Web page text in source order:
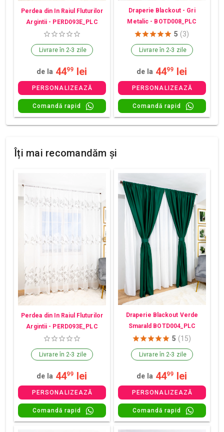
Perdea din In Raiul Fluturilor
Argintii - PERD093E_PLC
Livrare în 2-3 zile
de la 4499 lei
PERSONALIZEAZĂ
Comandă rapid
Draperie Blackout - Gri
Metalic - BOTD008_PLC
5 (3)
Livrare în 2-3 zile
de la 4499 lei
PERSONALIZEAZĂ
Comandă rapid
Îți mai recomandăm și
Perdea din In Raiul Fluturilor
Argintii - PERD093E_PLC
Livrare în 2-3 zile
de la 4499 lei
PERSONALIZEAZĂ
Comandă rapid
Draperie Blackout Verde
Smarald BOTD004_PLC
5 (15)
Livrare în 2-3 zile
de la 4499 lei
PERSONALIZEAZĂ
Comandă rapid